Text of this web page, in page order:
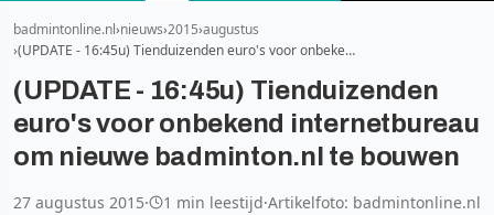
badmintonline.nl nieuws 2015 augustus
(UPDATE - 16:45u) Tienduizenden euro's voor onbeke…
(UPDATE - 16:45u) Tienduizenden
euro's voor onbekend internetbureau
om nieuwe badminton.nl te bouwen
27 augustus 2015· 1 min leestijd·Artikelfoto: badmintonline.nl